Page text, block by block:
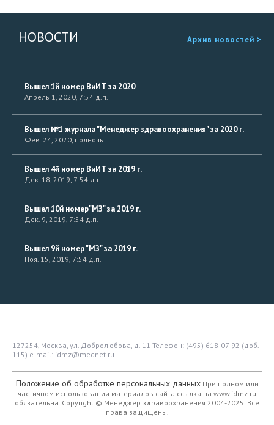
НОВОСТИ Архив новостей >
Вышел 1й номер ВиИТ за 2020
Апрель 1, 2020, 7:54 д.п.
Вышел №1 журнала "Менеджер здравоохранения" за 2020 г.
Фев. 24, 2020, полночь
Вышел 4й номер ВиИТ за 2019 г.
Дек. 18, 2019, 7:54 д.п.
Вышел 10й номер"МЗ" за 2019 г.
Дек. 9, 2019, 7:54 д.п.
Вышел 9й номер "МЗ" за 2019 г.
Ноя. 15, 2019, 7:54 д.п.
127254, Москва, ул. Добролюбова, д. 11 Телефон: (495) 618-07-92 (доб.
115) e-mail: idmz@mednet.ru
Положение об обработке персональных данныхПри полном или
частичном использовании материалов сайта ссылка на www.idmz.ru
обязательна. Copyright © Менеджер здравоохранения 2004-2025. Все
права защищены.